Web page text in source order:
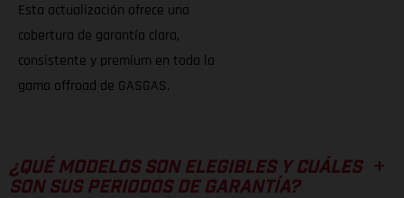
Esta actualización ofrece una
cobertura de garantía clara,
consistente y premium en toda la
gama offroad de GASGAS.
¿QUÉ MODELOS SON ELEGIBLES Y CUÁLES
SON SUS PERIODOS DE GARANTÍA?